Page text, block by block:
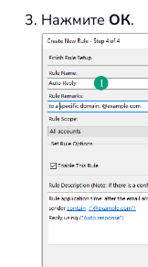
Нажмите ОК.